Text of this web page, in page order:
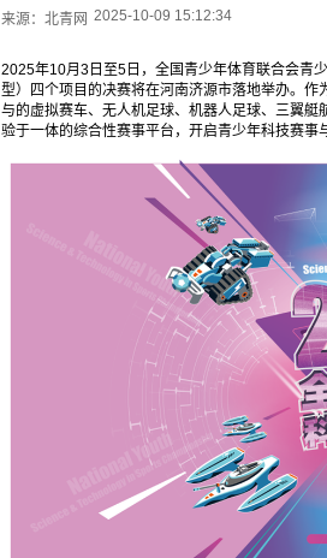
来源： 北青网 2025-10-09 15:12:34
2025年10月3日至5日，全国青少年体育联合会青
型）四个项目的决赛将在河南济源市落地举办。作
与的虚拟赛车、无人机足球、机器人足球、三翼
验于一体的综合性赛事平台，开启青少年科技赛事